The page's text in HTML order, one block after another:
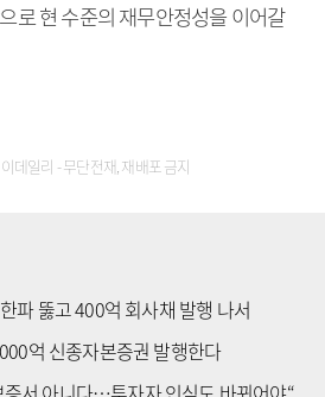
로 현 수준의 재무안정성을 이어갈
데일리 - 무단전재, 재배포 금지
파 뚫고 400억 회사채 발행 나서
억 신종자본증권 발행한다